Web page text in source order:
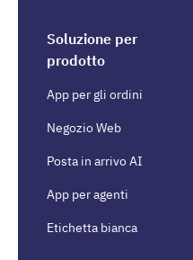
Soluzione per
prodotto
App per gli ordini
Negozio Web
Posta in arrivo AI
App per agenti
Etichetta bianca